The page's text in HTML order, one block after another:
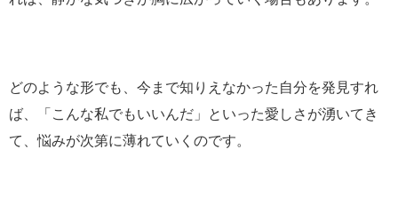
どのような形でも、今まで知りえなかった自分を発見すれ
ば、「こんな私でもいいんだ」といった愛しさが湧いてき
て、悩みが次第に薄れていくのです。